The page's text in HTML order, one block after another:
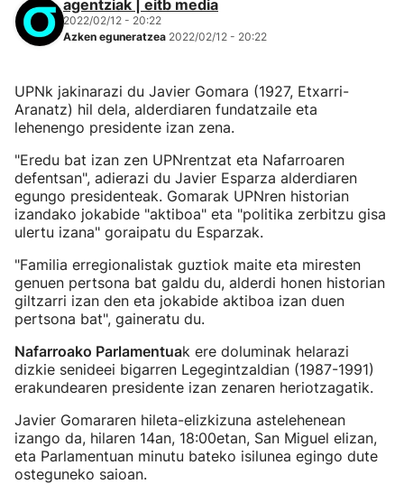
agentziak | eitb media
2022/02/12 - 20:22
Azken eguneratzea 2022/02/12 - 20:22
UPNk jakinarazi du Javier Gomara (1927, Etxarri-
Aranatz) hil dela, alderdiaren fundatzaile eta
lehenengo presidente izan zena.
"Eredu bat izan zen UPNrentzat eta Nafarroaren
defentsan", adierazi du Javier Esparza alderdiaren
egungo presidenteak. Gomarak UPNren historian
izandako jokabide "aktiboa" eta "politika zerbitzu gisa
ulertu izana" goraipatu du Esparzak.
"Familia erregionalistak guztiok maite eta miresten
genuen pertsona bat galdu du, alderdi honen historian
giltzarri izan den eta jokabide aktiboa izan duen
pertsona bat", gaineratu du.
Nafarroako Parlamentuak ere doluminak helarazi
dizkie senideei bigarren Legegintzaldian (1987-1991)
erakundearen presidente izan zenaren heriotzagatik.
Javier Gomararen hileta-elizkizuna astelehenean
izango da, hilaren 14an, 18:00etan, San Miguel elizan,
eta Parlamentuan minutu bateko isilunea egingo dute
osteguneko saioan.